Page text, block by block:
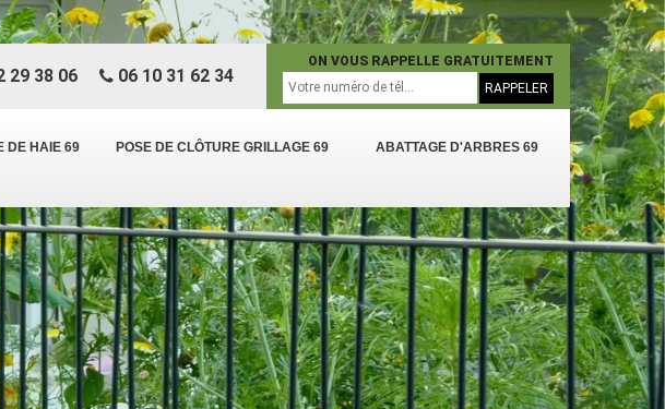
DE HAIE 69 POSE DE CLÔTURE GRILLAGE 69 ABATTAGE D'ARBRES 69
29 38 06 06 10 31 62 34
ON VOUS RAPPELLE GRATUITEMENT